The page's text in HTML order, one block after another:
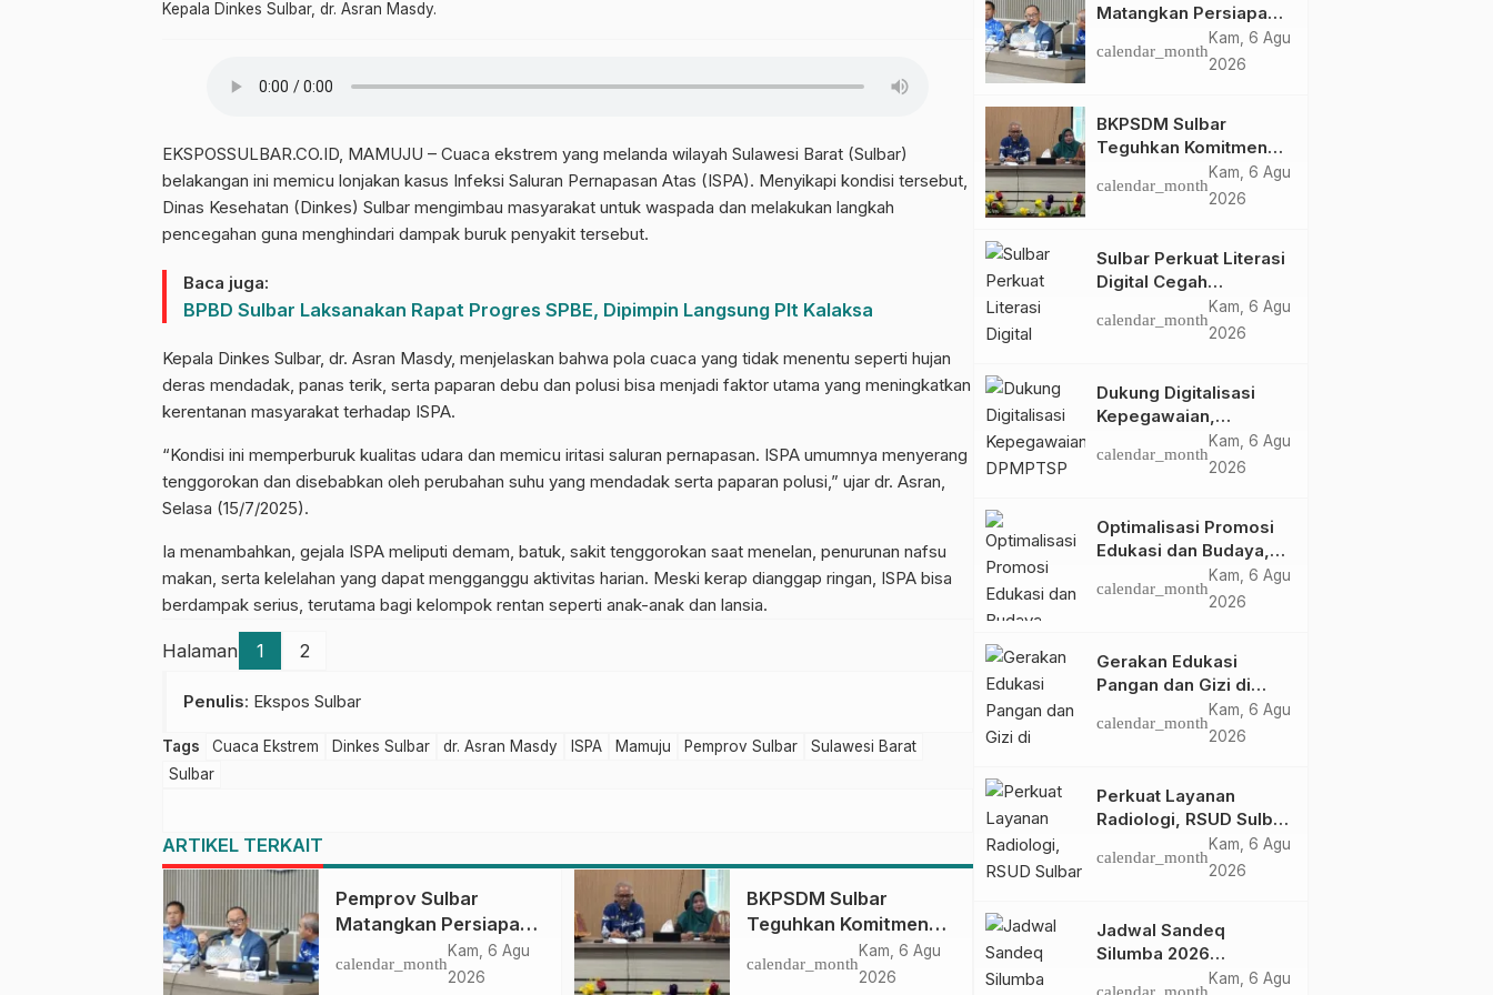
Kepala Dinkes Sulbar, dr. Asran Masdy.
EKSPOSSULBAR.CO.ID, MAMUJU – Cuaca ekstrem yang melanda wilayah Sulawesi Barat (Sulbar)
belakangan ini memicu lonjakan kasus Infeksi Saluran Pernapasan Atas (ISPA). Menyikapi kondisi tersebut,
Dinas Kesehatan (Dinkes) Sulbar mengimbau masyarakat untuk waspada dan melakukan langkah
pencegahan guna menghindari dampak buruk penyakit tersebut.
Baca juga:
BPBD Sulbar Laksanakan Rapat Progres SPBE, Dipimpin Langsung Plt Kalaksa
Kepala Dinkes Sulbar, dr. Asran Masdy, menjelaskan bahwa pola cuaca yang tidak menentu seperti hujan
deras mendadak, panas terik, serta paparan debu dan polusi bisa menjadi faktor utama yang meningkatkan
kerentanan masyarakat terhadap ISPA.
“Kondisi ini memperburuk kualitas udara dan memicu iritasi saluran pernapasan. ISPA umumnya menyerang
tenggorokan dan disebabkan oleh perubahan suhu yang mendadak serta paparan polusi,” ujar dr. Asran,
Selasa (15/7/2025).
Ia menambahkan, gejala ISPA meliputi demam, batuk, sakit tenggorokan saat menelan, penurunan nafsu
makan, serta kelelahan yang dapat mengganggu aktivitas harian. Meski kerap dianggap ringan, ISPA bisa
berdampak serius, terutama bagi kelompok rentan seperti anak-anak dan lansia.
Halaman 1 2
Penulis: Ekspos Sulbar
Tags Cuaca Ekstrem Dinkes Sulbar dr. Asran Masdy ISPA Mamuju Pemprov Sulbar
Sulawesi Barat
Sulbar
ARTIKEL TERKAIT
Pemprov Sulbar
Matangkan Persiapan
HUT Ke-81 RI, Puncak
Upacara di Lapangan
calendar_month
Kam, 6 Agu
2026
BKPSDM Sulbar
Teguhkan Komitmen
Pengembangan
Kompetensi ASN
calendar_month
Kam, 6 Agu
2026
Matangkan Persiapan
HUT Ke-81 RI, Puncak
Upacara di Lapangan
calendar_month
Kam, 6 Agu
2026
BKPSDM Sulbar
Teguhkan Komitmen
Pengembangan
Kompetensi ASN
Perjanjian Tugas
Belajar 2026
calendar_month
Kam, 6 Agu
2026
Sulbar Perkuat Literasi
Digital Cegah
Kejahatan Love
Scamming
calendar_month
Kam, 6 Agu
2026
Dukung Digitalisasi
Kepegawaian,
DPMPTSP Sulbar Siap
Terapkan Aplikasi
calendar_month
Kam, 6 Agu
2026
Optimalisasi Promosi
Edukasi dan Budaya,
Anjungan Provinsi
Sulawesi Barat Perkuat
TMII
calendar_month
Kam, 6 Agu
2026
Gerakan Edukasi
Pangan dan Gizi di
Mamasa: Tingkatkan
Pengetahuan dan
calendar_month
Kam, 6 Agu
2026
Perkuat Layanan
Radiologi, RSUD Sulbar
Sambut Kembali dr. Iis
Imelda, Sp.Rad
calendar_month
Kam, 6 Agu
2026
Jadwal Sandeq
Silumba 2026
Kam, 6 Agu